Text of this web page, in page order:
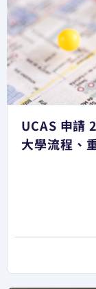
UCAS 申請
大學流程、